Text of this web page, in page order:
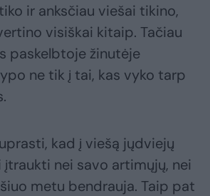
ir anksčiau viešai tikino,
visiškai kitaip. Tačiau
paskelbtoje žinutėje
ne tik į tai, kas vyko tarp
kad į viešą jųdviejų
įtraukti nei savo artimųjų, nei
metu bendrauja. Taip pat